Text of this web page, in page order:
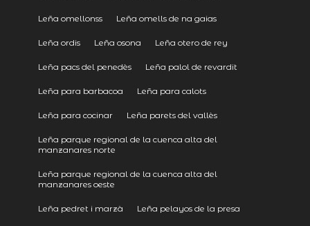
Leña omellonss Leña omells de na gaias
Leña ordis Leña osona Leña otero de rey
Leña pacs del penedès Leña palol de revardit
Leña para barbacoa Leña para calots
Leña para cocinar Leña parets del vallès
Leña parque regional de la cuenca alta del
manzanares norte
Leña parque regional de la cuenca alta del
manzanares oeste
Leña pedret i marzà Leña pelayos de la presa